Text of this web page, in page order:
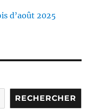
d’août 2025
RECHERCHER